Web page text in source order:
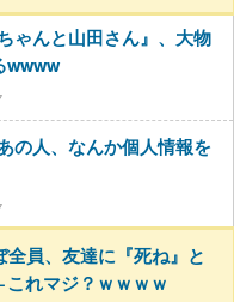
ゃんと山田さん』、大物
wwww
の人、なんか個人情報を
全員、友達に『死ね』と
れマジ？ｗｗｗｗ